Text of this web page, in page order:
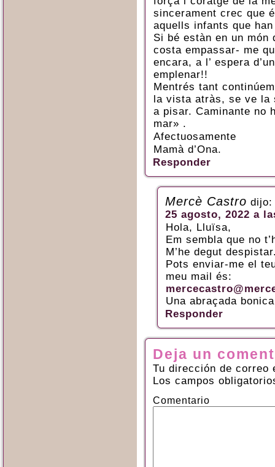
sincerament crec que
aquells infants que
Si bé estàn en un
costa empassar- me
encara, a l’ espera
emplenar!!
Mentrés tant
la vista atràs, se ve la
a pisar. Caminante no
mar» .
Afectuosamente
Mamà d’Ona.
Responder
Mercè Castro dijo:
25 agosto, 2022 a
Hola, Lluïsa,
Em sembla que no
M’he degut
Pots enviar-me el
meu mail és:
Una abraçada bonica
Responder
Deja un
Tu dirección de correo
Los campos
Comentario